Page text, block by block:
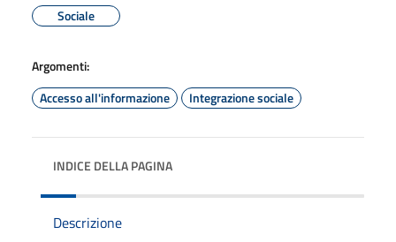
Sociale
Argomenti:
Accesso all'informazione
Integrazione sociale
INDICE DELLA PAGINA
Descrizione